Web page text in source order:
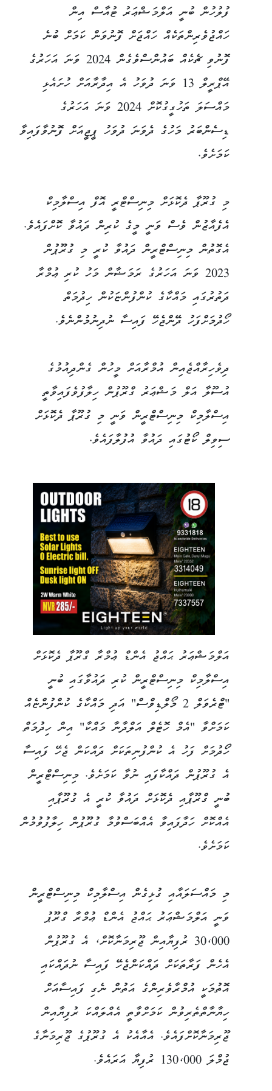
ފުލުހުން ބުނީ އަލްމަޝްޢަރު ޓުއާސް އިން
ހައްޖުވެރިންތަކެއް ހައްޖަށް ފޮނުވަން ކަމަށް ބުނެ
ފޮނުވި ޗެކެއް ބައުންސްވެގެން 2024 ވަނަ އަހަރުގެ
އޭޕްރީލް 13 ވަނަ ދުވަހު އެ އިދާރާއަށް ހުށައެޅި
މައްސަލަ ތަހުގީގުކޮށް 2024 ވަނަ އަހަރުގެ
ޑިސެންބަރު މަހުގެ ދެވަނަ ދުވަހު ޕީޖީއަށް ފޮނުވާފައިވާ
ކަމަށެވެ.
މި ގުރޫޕާ ދެކޮޅަށް މިނިސްޓްރީ އޮފް އިސްލާމިކް
އެފެއާޒުން ވެސް ވަނީ މީގެ ކުރިން ދައުވާ ކޮށްފައެވެ.
އެގޮތުން މިނިސްޓްރީން ދައުވާ ކުރީ މި ގުރޫޕުން
2023 ވަނަ އަހަރުގެ ރަމަޟާން މަހު ކުރި ޢުމްރާ
ދަތުރުގައި މައްކާގެ ކުންފުންޏަކުން ހިދުމަތް
ހޯދުމަށްފަހު ދޭންޖެހޭ ފައިސާ ނުދިނުމުންނެވެ.
ދިވެހިރާއްޖެއިން އުމްރާއަށް މީހުން ގެންދިއުމުގެ
އުސޫލާ އަލް މަޝްޢަރު ގްރޫޕުން ހިލާފުވެފައިވާތީ
އިސްލާމިކް މިނިސްޓްރީން ވަނީ މި ގުރޫޕާ ދެކޮޅަށް
ސިވިލް ކޯޓުގައި ދައުވާ އުފުލާފައެވެ.
އަލްމަޝްޢަރު ޙައްޖު އެންޑް ޢުމްރާ ގްރޫޕާ ދެކޮޅަށް
އިސްލާމިކް މިނިސްޓްރީން ކުރި ދައުވާގައި ބުނީ
"ޓްރެވަލް 2 މޯލްޑިވްސް" އަދި މައްކާގެ ކުންފުންޏެއް
ކަމަށްވާ "އެމް ހޮޓެލް އަލްދާނާ މައްކާ" އިން ހިދުމަތް
ހޯދުމަށް ފަހު އެ ކުންފުނިތަކަށް ދައްކަން ޖެހޭ ފައިސާ
އެ ގުރޫޕުން ދައްކާފައި ނުވާ ކަމަށެވެ. މިނިސްޓްރީން
ބުނީ ގްރޫޕާއި ދެކޮޅަށް ދައުވާ ކުރީ އެ ގުރޫޕާއި
އެއްކޮށް ހަދާފައިވާ އެއްބަސްވުމާ ގުރޫޕުން ހިލާފުވުމުން
ކަމަށެވެ.
މި މައްސަލައާއި ގުޅިގެން އިސްލާމިކް މިނިސްޓްރީން
ވަނީ އަލްމަޝްޢަރު ޙައްޖު އެންޑް ޢުމްރާ ގްރޫޕު
30،000 ރުފިޔާއިން ޖޫރިމަނާކޮށް، އެ ގުރޫޕުން
އެހެން ފަރާތަކަށް ދައްކަންޖެހޭ ފައިސާ ނުދައްކައި
އޮތުމަކީ އުމްރާވެރިންގެ އަތުން ނެގި ފައިސާއަށް
ހިޔާނާތްތެރިވުން ކަމަށްވާތީ އެއްލައްކަ ރުފިޔާއިން
ޖޫރިމަނާކޮށްފައެވެ. އެއާއެކު އެ ގުރޫޕުގެ ޖޫރިމަނާގެ
ޖުމްލަ 130،000 ރުފިޔާ އަރައެވެ.